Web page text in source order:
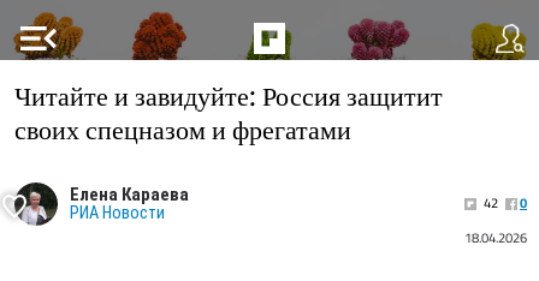
menu_open
Читайте и завидуйте: Россия защитит
своих спецназом и фрегатами
Елена Караева
РИА Новости 42
0
18.04.2026